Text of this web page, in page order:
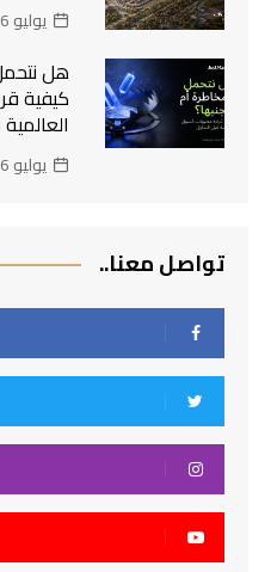
يوليو 16, 2026
هل
كيفية
يوليو 16, 2026
تواصل معنا..